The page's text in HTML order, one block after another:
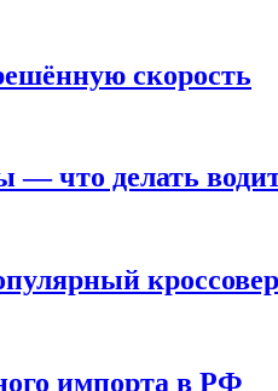
скорость
— что делать
кроссовер
импорта в РФ